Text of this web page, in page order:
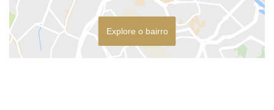
Explore o bairro